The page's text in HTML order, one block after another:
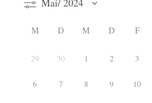
M D M D F
29 30 1 2 3
6 7 8 9 10